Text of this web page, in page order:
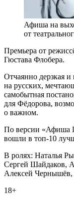
Афиша на
от
Премьера от
Гюстава Флобера.
​​​​​​​​​Отчаянно дерзкая
на русских,
самобытная
для Фёдорова,
о важном. ​​​​​​​
​​​​​​​По версии «Афиша
вошли в топ-10
В ролях: Наталья
Сергей Шайдаков,
Алексей
18+